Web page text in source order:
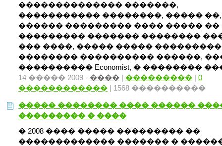
�������������� �������,
����������� ��������, �����
������ ��������� ���� ����� ��
��������� ������� ��������
��� ����, ����� �����
�������� ���������� ������,
���������� Economist, � ��������
14 ����� 2009 - ���� | ��������� | 0
������������ | 1568 ����������
����� �������� ���� ������
��������� � ����
� 2008 ���� ����� ��������� ��
������������� ������� �